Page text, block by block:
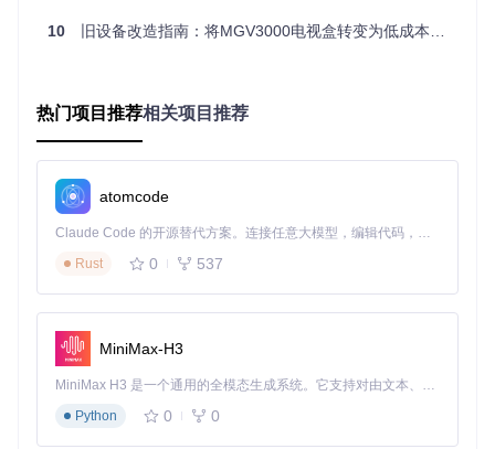
应配置。
TXD连接盒子RX引脚
RXD连接盒子TX引脚
GND连接盒子GND引脚
启动过程中注意观察串口输出，确认以下关键服务正常加载：
网络接口初始化
常见硬件问题解决方案
网络功能修复指南
若出现网络连接问题，可通过以下步骤排查：
10 旧设备改造指南：将MGV3000电视盒转变为低成本Linux服务器
热门项目推荐相关项目推荐
atomcode
Claude Code 的开源替代方案。连接任意大模型，编辑代码，运行命令，自动验证 — 全自动执行。用 Rust 构建，极致性能。 ｜ An open-source alternative to Claude Code. Connect any LLM, edit code, run commands, and verify changes — autonomously. Built in Rust for speed. Get Started
Rust
0 537
MiniMax-H3
MiniMax H3 是一个通用的全模态生成系统。它支持对由文本、图像、视频和音频组成的多模态上下文进行统一理解，并能生成分辨率高达 2K、时长可达 15 秒的带原生立体声音频的视频。得益于面向任务泛化的系统设计，H3 在预训练阶段就已具备广泛的多模态上下文理解与生成能力，能够出色地执行复杂的多模态指令。
Python
0 0